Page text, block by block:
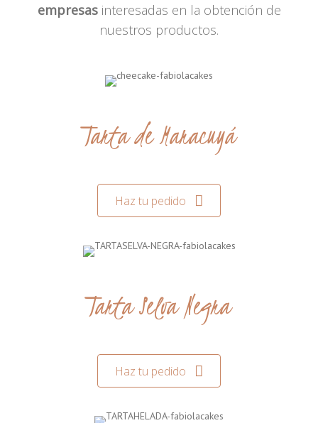
empresasinteresadas en la obtención de
nuestros productos.
Tarta de Maracuyá
Haz tu pedido
Tarta Selva Negra
Haz tu pedido